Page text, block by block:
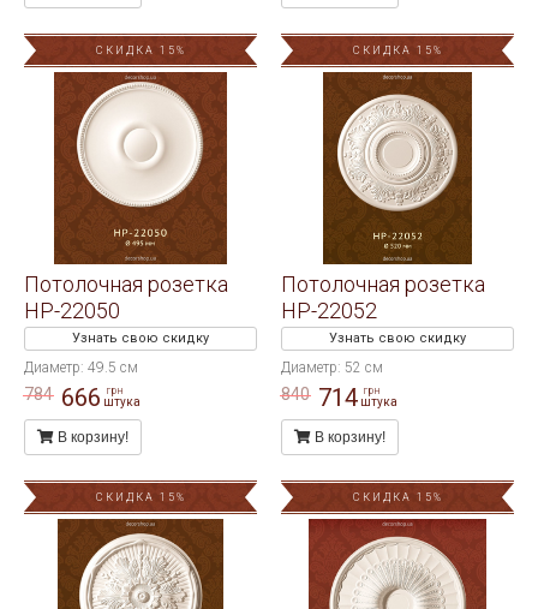
СКИДКА 15%
Потолочная розетка
HP-22050
Узнать свою скидку
Диаметр: 49.5 см
784 666 грн
штука
В корзину!
СКИДКА 15%
Потолочная розетка
HP-22052
Узнать свою скидку
Диаметр: 52 см
840 714 грн
штука
В корзину!
СКИДКА 15% СКИДКА 15%